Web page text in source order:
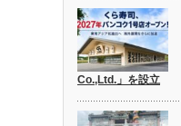
Co.,Ltd.」を設立